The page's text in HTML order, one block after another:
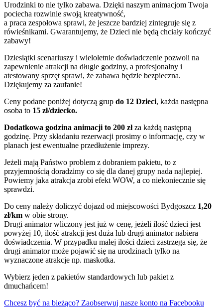
Urodzinki to nie tylko zabawa. Dzięki naszym animacjom Twoja
pociecha rozwinie swoją kreatywność,
a praca zespołowa sprawi, że jeszcze bardziej zintegruje się z
rówieśnikami. Gwarantujemy, że Dzieci nie będą chciały kończyć
zabawy!
Dziesiątki scenariuszy i wieloletnie doświadczenie pozwoli na
zapewnienie atrakcji na długie godziny, a profesjonalny i
atestowany sprzęt sprawi, że zabawa będzie bezpieczna.
Dziękujemy za zaufanie!
Ceny podane poniżej dotyczą grup do 12 Dzieci, każda następna
osoba to 15 zł/dziecko.
Dodatkowa godzina animacji to 200 złza każdą następną
godzinę. Przy składaniu rezerwacji prosimy o informację, czy w
planach jest ewentualne przedłużenie imprezy.
Jeżeli mają Państwo problem z dobraniem pakietu, to z
przyjemnością doradzimy co się dla danej grupy nada najlepiej.
Powiemy jaka atrakcja zrobi efekt WOW, a co niekoniecznie się
sprawdzi.
Do ceny należy doliczyć dojazd od miejscowości Bydgoszcz 1,20
zł/km w obie strony.
Drugi animator wliczony jest już w cenę, jeżeli ilość dzieci jest
powyżej 10, ilość atrakcji jest duża lub drugi animator nabiera
doświadczenia. W przypadku małej ilości dzieci zastrzega się, że
drugi animator może pojawić się na urodzinach tylko na
wyznaczone atrakcje np. maskotka.
Wybierz jeden z pakietów standardowych lub pakiet z
dmuchańcem!
Chcesz być na bieżąco? Zaobserwuj nasze konto na Facebooku